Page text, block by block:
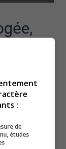
:
de
études